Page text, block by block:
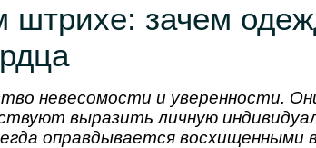
зачем
невесомости и уверенности.
выразить личную
оправдывается восхищенными